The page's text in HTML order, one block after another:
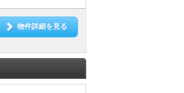
物件詳細を見る